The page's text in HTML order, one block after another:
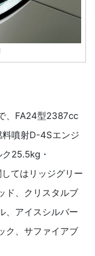
、FA24型2387cc
噴射D-4Sエンジ
25.5kg・
てはリッジグリー
ド、クリスタルブ
、アイスシルバー
ク、サファイアブ